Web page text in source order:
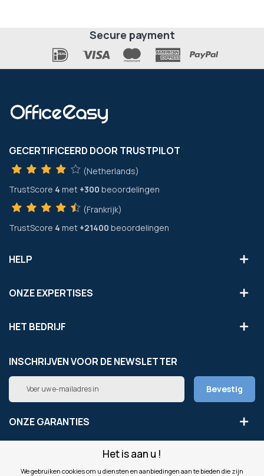
Het is aan u !
We gebruiken cookies om u diensten en aanbiedingen aan te bieden die zijn
Secure payment
GECERTIFICEERD DOOR TRUSTPILOT
(Netherlands)
TrustScore 4 met +300 beoordelingen
(Frankrijk)
TrustScore 4 met +21400 beoordelingen
HELP
ONZE EXPERTISES
HET BEDRIJF
INSCHRIJVEN VOOR DE NEWSLETTER
Abonneer
op
onze
nieuwsbrief
Bevestig
ONZE GARANTIES